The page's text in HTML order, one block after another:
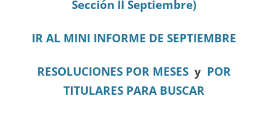
Sección II Septiembre)
IR AL MINI INFORME DE SEPTIEMBRE
RESOLUCIONES POR MESES y POR
TITULARES PARA BUSCAR